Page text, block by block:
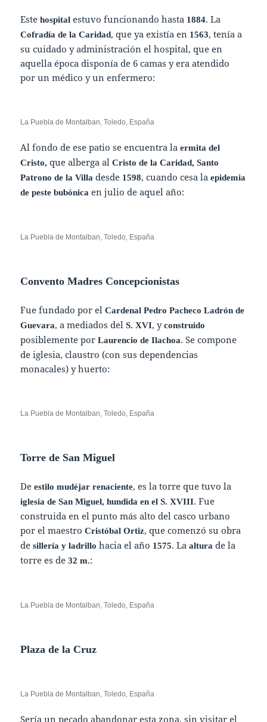
Estehospital estuvo funcionando hasta 1884. La
Cofradía de la Caridad, que ya existía en 1563, tenía a
su cuidado y administración el hospital, que en
aquella época disponía de 6 camas y era atendido
por un médico y un enfermero:
La Puebla de Montalban, Toledo, España
Al fondo de ese patio se encuentra laermita del
Cristo,que alberga alCristo de la Caridad, Santo
Patrono de la Villa desde 1598, cuando cesa laepidemia
de peste bubónicaen julio de aquel año:
La Puebla de Montalban, Toledo, España
Convento Madres Concepcionistas
Fue fundado por elCardenal Pedro Pacheco Ladrón de
Guevara, a mediados delS. XVI, yconstruido
posiblemente porLaurencio de Ilachoa. Se compone
de iglesia, claustro (con sus dependencias
monacales) y huerto:
La Puebla de Montalban, Toledo, España
Torre de San Miguel
Deestilo mudéjar renaciente, es la torre que tuvo la
iglesia de San Miguel, hundida en el S. XVIII. Fue
construida en el punto más alto del casco urbano
por el maestroCristóbal Ortiz, que comenzó su obra
desillería y ladrillo hacia el año 1575. Laaltura de la
torre es de32 m.:
La Puebla de Montalban, Toledo, España
Plaza de la Cruz
La Puebla de Montalban, Toledo, España
Sería un pecado abandonar esta zona, sin visitar el